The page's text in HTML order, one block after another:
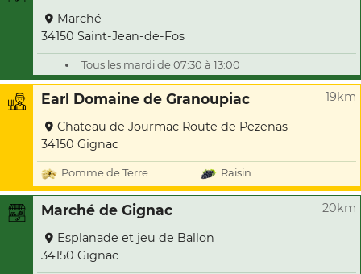
Marché
34150 Saint-Jean-de-Fos
Tous les mardi de 07:30 à 13:00
Earl Domaine de Granoupiac 19km
Chateau de Jourmac Route de Pezenas
34150 Gignac
Pomme de Terre Raisin
Marché de Gignac 20km
Esplanade et jeu de Ballon
34150 Gignac